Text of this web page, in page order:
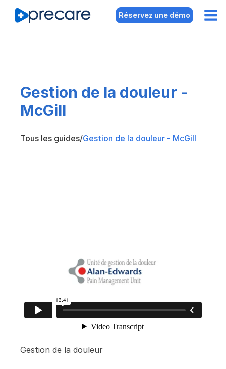
Réservez une démo
Gestion de la douleur -
McGill
Tous les guides/Gestion de la douleur - McGill
Gestion de la douleur